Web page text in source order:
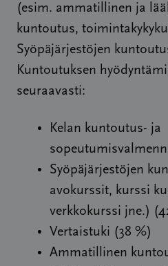
(esim. ammatillinen ja
kuntoutus,
Syöpäjärjestöjen
Kuntoutuksen
seuraavasti:
Kelan kuntoutus- ja
Syöpäjärjestöjen
avokurssit, kurssi
verkkokurssi jne.)
Vertaistuki (38 %)
Ammatillinen